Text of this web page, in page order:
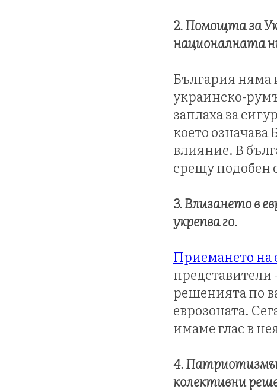
2. Помощта за
националната
България няма
украинско-
заплаха за
което
влияние. В
срещу подобен
3. Влизането в
укрепва го.
Приемането на
решенията по
еврозоната.
имаме глас в
4.
колективни